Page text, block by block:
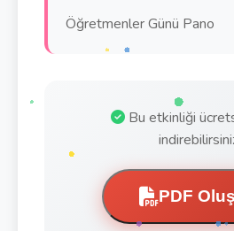
Öğretmenler Günü Pano
Bu etkinliği
PDF